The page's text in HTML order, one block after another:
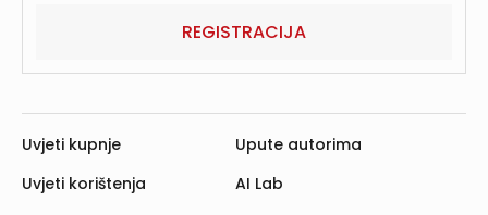
REGISTRACIJA
Uvjeti kupnje
Uvjeti korištenja
Upute autorima
AI Lab